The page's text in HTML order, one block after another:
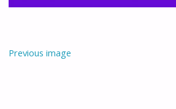
Previous image